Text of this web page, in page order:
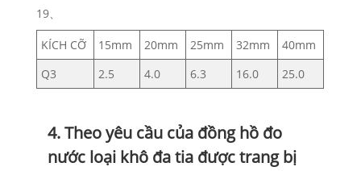
19、
KÍCH CỠ 15mm 20mm 25mm 32mm
40mm
Q3
2.5 4.0 6.3 16.0 25.0
4. Theo yêu cầu của đồng hồ đo
nước loại khô đa tia được trang bị